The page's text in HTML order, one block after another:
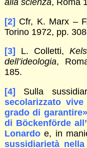
[2] Cfr, K. Marx –
Torino 1972, pp.
[3]
L. Colletti,
dell’ideologia,
185.
[4] Sulla
secolarizzato
grado di
di Böckenförde
Lonardoe, in
sussidiarietà